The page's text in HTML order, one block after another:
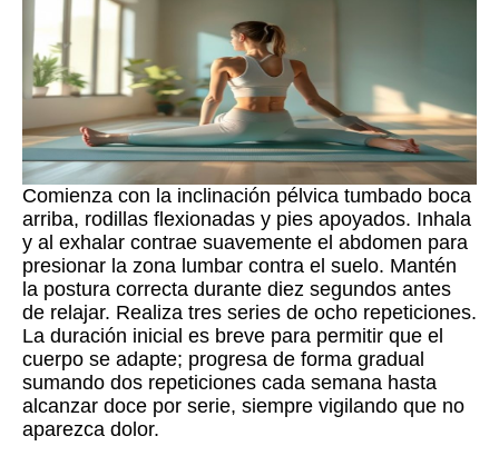
Comienza con la inclinación pélvica tumbado boca
arriba, rodillas flexionadas y pies apoyados. Inhala
y al exhalar contrae suavemente el abdomen para
presionar la zona lumbar contra el suelo. Mantén
la postura correcta durante diez segundos antes
de relajar. Realiza tres series de ocho repeticiones.
La duración inicial es breve para permitir que el
cuerpo se adapte; progresa de forma gradual
sumando dos repeticiones cada semana hasta
alcanzar doce por serie, siempre vigilando que no
aparezca dolor.